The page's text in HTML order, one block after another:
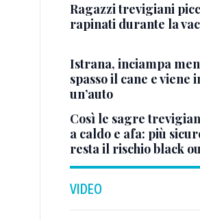
Ragazzi trevigiani
rapinati durante la
Istrana, inciampa
spasso il cane e viene
un’auto
Così le sagre
a caldo e afa: più
resta il rischio black
VIDEO